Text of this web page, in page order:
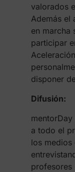
valorados
Además el
en marcha
participar
disponer
Difusión:
a todo el
los medios
profesores